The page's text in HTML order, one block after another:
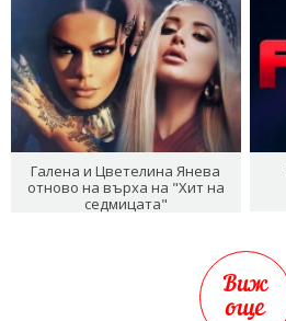
Галена и Цветелина Янева
отново на върха на "Хит на
седмицата"
Виж
още